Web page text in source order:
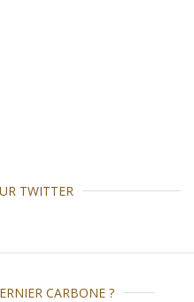
TWITTER
CARBONE ?